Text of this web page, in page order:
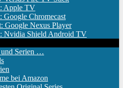
Apple TV
Google Chromecast
Google Nexus Player
Nvidia Shield Android TV
und Serien …
bei Amazon